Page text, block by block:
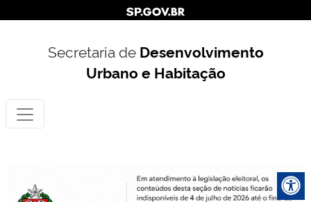
Secretaria de Desenvolvimento
Urbano e Habitação